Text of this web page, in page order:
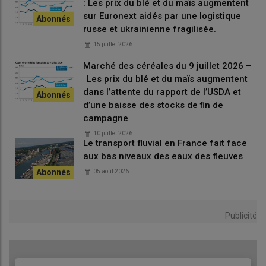
Huiles
Marché calme
métropolitaines ont tendance à reculer entre le 19 et le
26 novembre.
En termes d'activité, le marché est calme.
Issues de meunerie
Cours franciliens sans changement
Les prix des issues de meunerie en Île-de-France n’ont
pas évolué entre le 18 et le 25 novembre 2025. Les
français reformulent en faveur des issues de meunerie,
: Les prix du blé et du maïs augmentent
sur Euronext aidés par une logistique
russe et ukrainienne fragilisée.
15 juillet 2026
Marché des céréales du 9 juillet 2026 –
Les prix du blé et du maïs augmentent
dans l’attente du rapport de l’USDA et
d’une baisse des stocks de fin de
campagne
10 juillet 2026
Le transport fluvial en France fait face
aux bas niveaux des eaux des fleuves
05 août 2026
Publicité